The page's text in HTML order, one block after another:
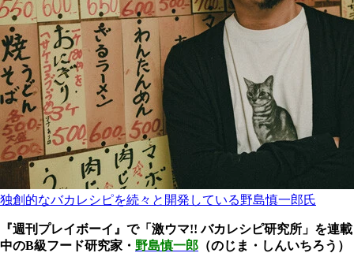
独創的なバカレシピを続々と開発している野島慎一郎氏
『週刊プレイボーイ』で「激ウマ!! バカレシピ研究所」を連載
中のB級フード研究家・ 野島慎一郎 （のじま・しんいちろう）